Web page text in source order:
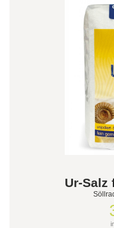
Ur-Salz